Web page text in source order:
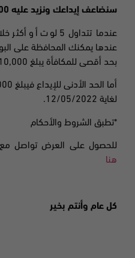
سنضاعف إيداعك ونزيد عليه 200 دولار إضافية
عندما تتداول 5 لوت
عندها يمكنك المحافظة على
بحد أقصى للمكافأة يبلغ 10,000
أما الحد الأدنى للإيداع فيبلغ
لغاية 12/05/2022.
*تطبق الشروط والأحكام
للحصول على العرض تواصل
هنا
كل عام وأنتم بخير